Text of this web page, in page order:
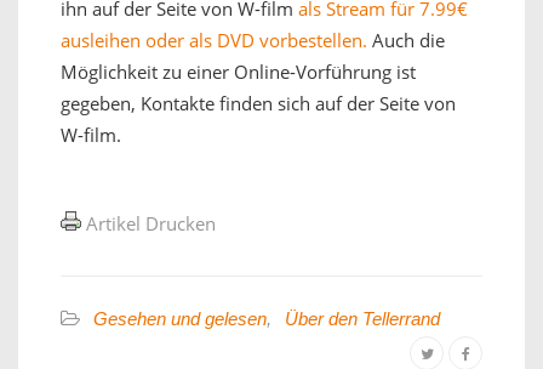
ihn auf der Seite von W-film als Stream für 7.99€
ausleihen oder als DVD vorbestellen. Auch die
Möglichkeit zu einer Online-Vorführung ist
gegeben, Kontakte finden sich auf der Seite von
W-film.
Artikel Drucken
Gesehen und gelesen, Über den Tellerrand